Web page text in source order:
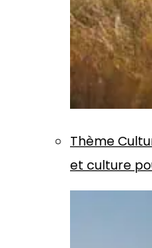
Thème
et culture